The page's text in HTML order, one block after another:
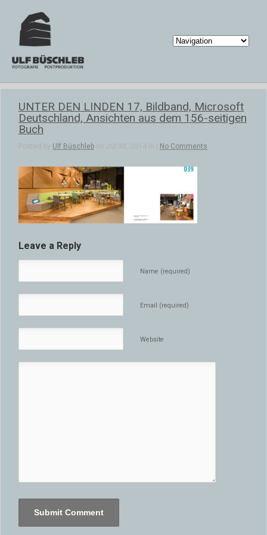
UNTER DEN LINDEN 17, Bildband, Microsoft
Deutschland, Ansichten aus dem 156-seitigen
Buch
Posted by Ulf Büschleb on Jul 30, 2014 in | No Comments
Leave a Reply
Name (required)
Email (required)
Website